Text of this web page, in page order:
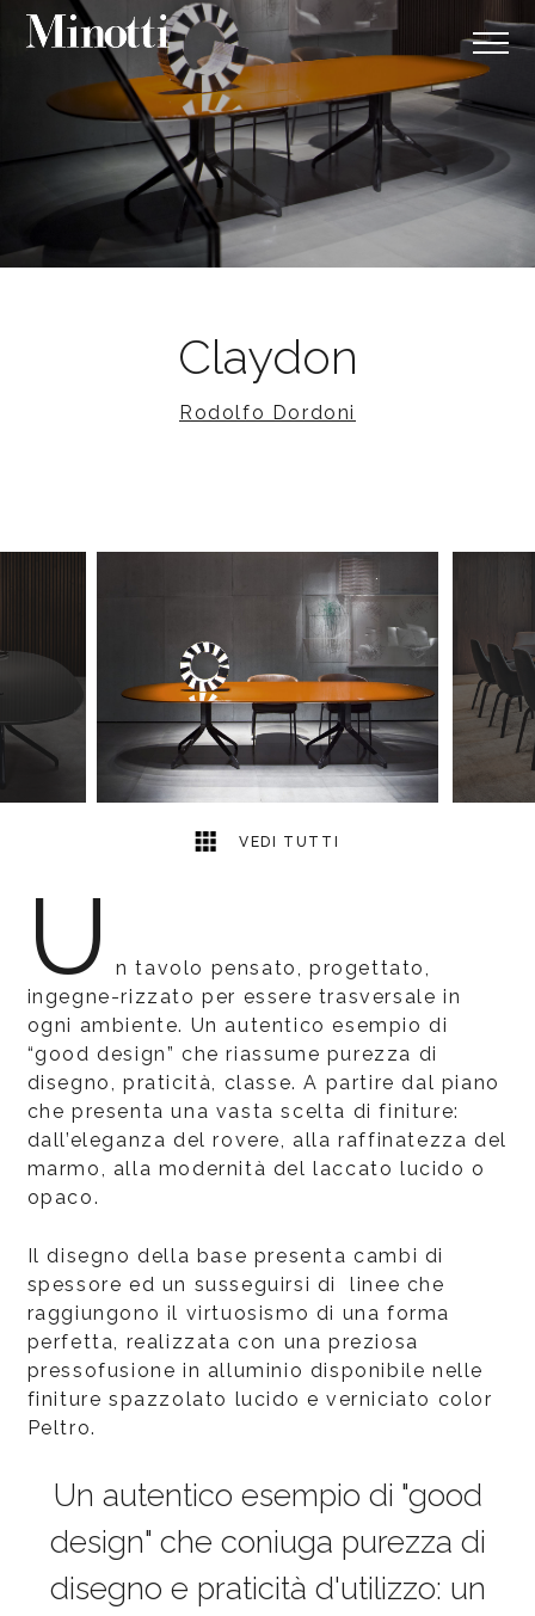
Claydon
Rodolfo Dordoni
VEDI TUTTI
U
n tavolo pensato, progettato,
ingegne-rizzato per essere trasversale in
ogni ambiente. Un autentico esempio di
“good design” che riassume purezza di
disegno, praticità, classe. A partire dal piano
che presenta una vasta scelta di finiture:
dall’eleganza del rovere, alla raffinatezza del
marmo, alla modernità del laccato lucido o
opaco.
Il disegno della base presenta cambi di
spessore ed un susseguirsi di linee che
raggiungono il virtuosismo di una forma
perfetta, realizzata con una preziosa
pressofusione in alluminio disponibile nelle
finiture spazzolato lucido e verniciato color
Peltro.
Un autentico esempio di "good
design" che coniuga purezza di
disegno e praticità d'utilizzo: un